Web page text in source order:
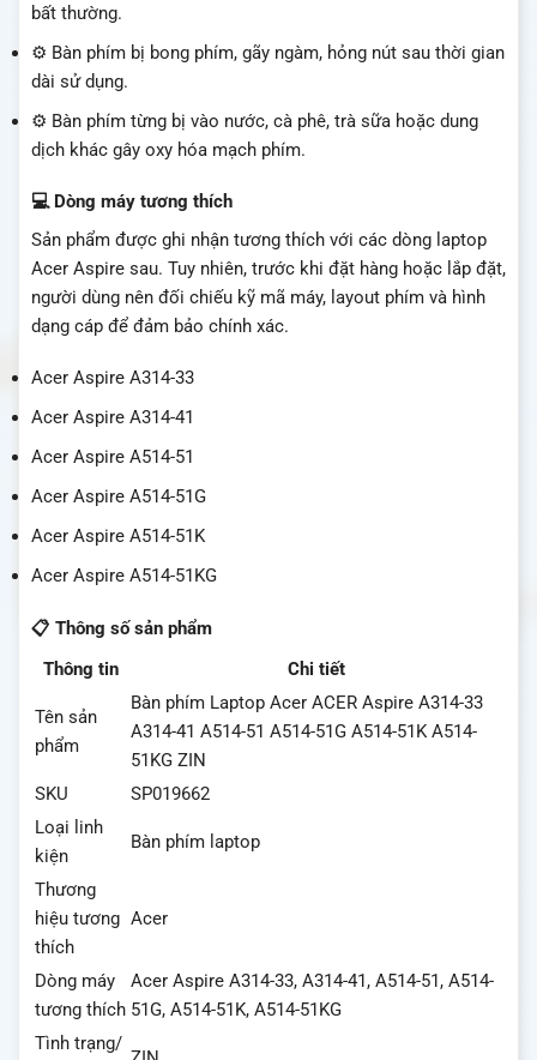
bất thường.
⚙️ Bàn phím bị bong phím, gãy ngàm, hỏng nút sau thời gian
dài sử dụng.
⚙️ Bàn phím từng bị vào nước, cà phê, trà sữa hoặc dung
dịch khác gây oxy hóa mạch phím.
💻 Dòng máy tương thích
Sản phẩm được ghi nhận tương thích với các dòng laptop
Acer Aspire sau. Tuy nhiên, trước khi đặt hàng hoặc lắp đặt,
người dùng nên đối chiếu kỹ mã máy, layout phím và hình
dạng cáp để đảm bảo chính xác.
Acer Aspire A314-33
Acer Aspire A314-41
Acer Aspire A514-51
Acer Aspire A514-51G
Acer Aspire A514-51K
Acer Aspire A514-51KG
📋 Thông số sản phẩm
Thông tin
Chi tiết
Tên sản
phẩm
Bàn phím Laptop Acer ACER Aspire A314-33
A314-41 A514-51 A514-51G A514-51K A514-
51KG ZIN
SKU
SP019662
Loại linh
kiện
Bàn phím laptop
Thương
hiệu tương
thích
Acer
Dòng máy
tương thích
Acer Aspire A314-33, A314-41, A514-51, A514-
51G, A514-51K, A514-51KG
Tình trạng/